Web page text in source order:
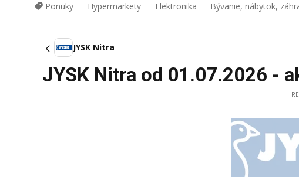
Ponuky Hypermarkety Elektronika Bývanie, nábytok,
JYSK Nitra
JYSK Nitra od 01.07.2026 -